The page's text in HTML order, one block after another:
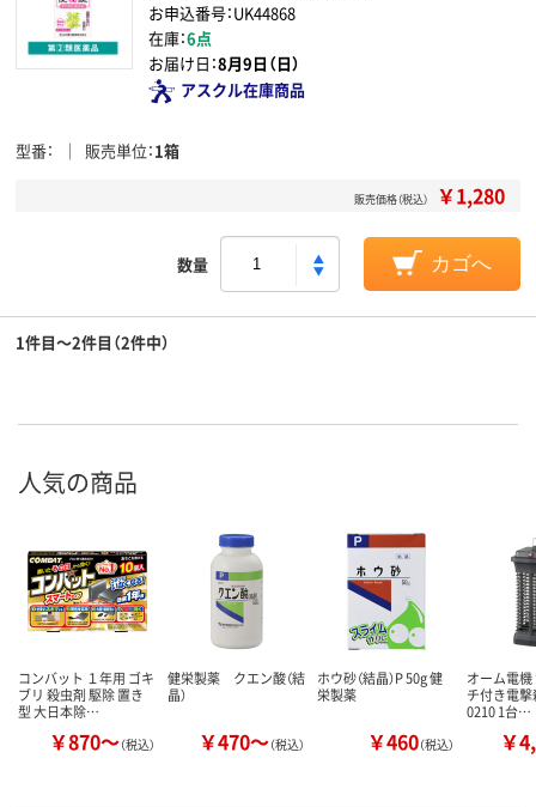
お申込番号：UK44868
在庫：6点
お届け日：8月9日（日）
アスクル在庫商品
型番 販売単位 1箱
販売価格（税込） ￥1,280
数量 カゴへ
1件目～2件目（2件中）
人気の商品
コンバット １年用 ゴキ
ブリ 殺虫剤 駆除 置き
型 大日本除…
￥870～（税込）
健栄製薬 クエン酸（結
晶）
￥470～（税込）
ホウ砂（結晶）P 50g 健
栄製薬
￥460（税込）
オーム電
チ付き電
0210 1台…
￥